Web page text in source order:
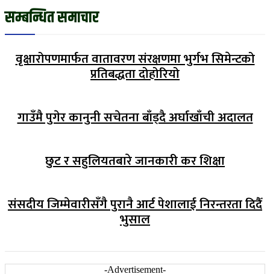
सम्बन्धित समाचार
वृक्षारोपणमार्फत वातावरण संरक्षणमा भुर्गभ सिमेन्टको
प्रतिबद्धता दोहोरियो
गाउँमै पुगेर कानुनी सचेतना बाँड्दै अर्घाखाँची अदालत
छुट र सहुलियतबारे जानकारी कर शिक्षा
संसदीय जिम्मेवारीसँगै पुरानै आर्ट पेशालाई निरन्तरता दिदैँ
भुसाल
-Advertisement-